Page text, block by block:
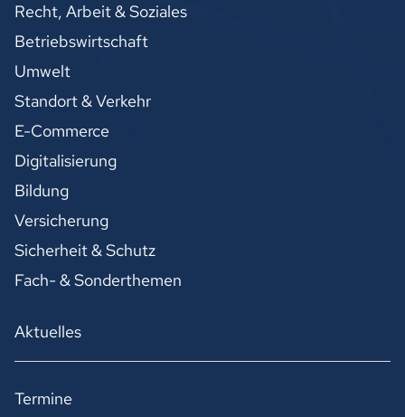
Recht, Arbeit & Soziales
Betriebswirtschaft
Umwelt
Standort & Verkehr
E-Commerce
Digitalisierung
Bildung
Versicherung
Sicherheit & Schutz
Fach- & Sonderthemen
Aktuelles
Termine